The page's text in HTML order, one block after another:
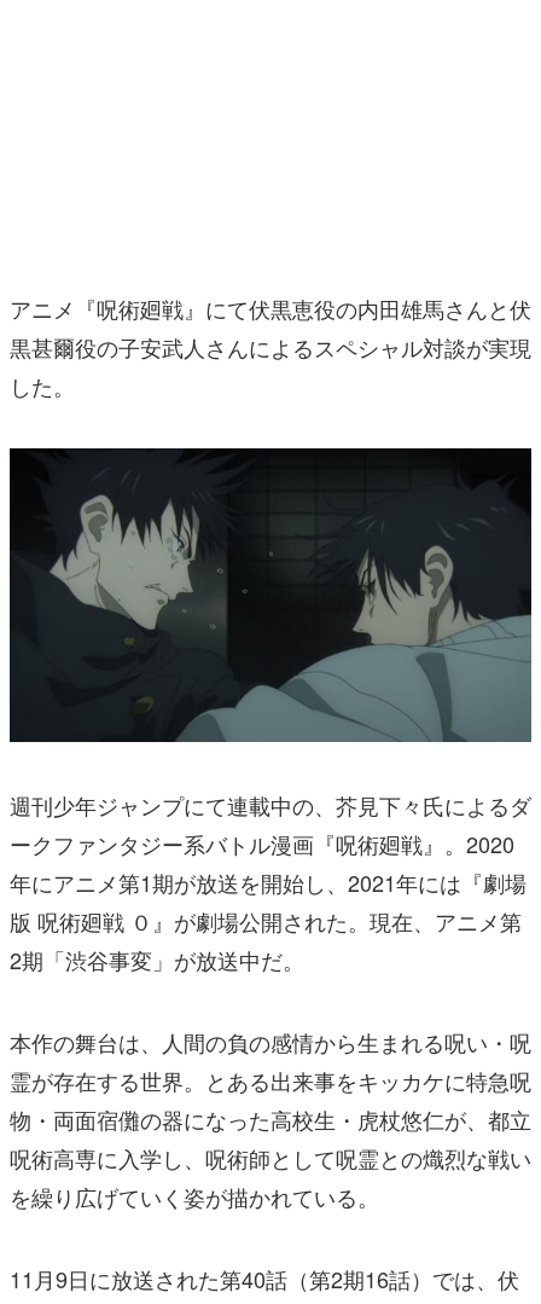
アニメ『呪術廻戦』にて伏黒恵役の内田雄馬さんと伏
黒甚爾役の子安武人さんによるスペシャル対談が実現
した。
週刊少年ジャンプにて連載中の、芥見下々氏によるダ
ークファンタジー系バトル漫画『呪術廻戦』。2020
年にアニメ第1期が放送を開始し、2021年には『劇場
版 呪術廻戦 ０』が劇場公開された。現在、アニメ第
2期「渋谷事変」が放送中だ。
本作の舞台は、人間の負の感情から生まれる呪い・呪
霊が存在する世界。とある出来事をキッカケに特急呪
物・両面宿儺の器になった高校生・虎杖悠仁が、都立
呪術高専に入学し、呪術師として呪霊との熾烈な戦い
を繰り広げていく姿が描かれている。
11月9日に放送された第40話（第2期16話）では、伏